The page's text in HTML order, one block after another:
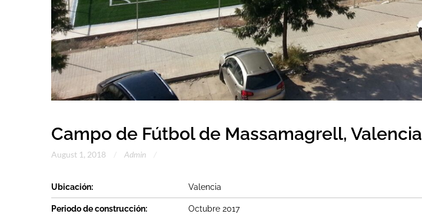
Campo de Fútbol de Massamagrell, Valencia
August 1, 2018 Admin
Ubicación: Valencia
Periodo de construcción: Octubre 2017